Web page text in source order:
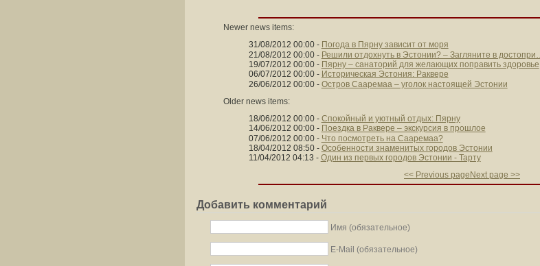
Newer news items:
31/08/2012 00:00- Погода в Пярну зависит от моря
21/08/2012 00:00- Решили отдохнуть в Эстонии? – Загляните в достопри…
19/07/2012 00:00- Пярну – санаторий для желающих поправить здоровье
06/07/2012 00:00- Историческая Эстония: Раквере
26/06/2012 00:00- Остров Сааремаа – уголок настоящей Эстонии
Older news items:
18/06/2012 00:00- Спокойный и уютный отдых: Пярну
14/06/2012 00:00- Поездка в Раквере – экскурсия в прошлое
07/06/2012 00:00- Что посмотреть на Сааремаа?
18/04/2012 08:50- Особенности знаменитых городов Эстонии
11/04/2012 04:13 - Один из первых городов Эстонии - Тарту
<< Previous page Next page >>
Добавить комментарий
Имя (обязательное)
E-Mail (обязательное)